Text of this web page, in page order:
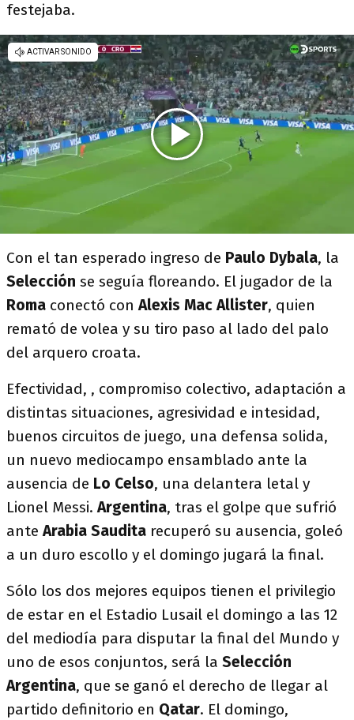
festejaba.
Con el tan esperado ingreso de Paulo Dybala, la
Selección se seguía floreando. El jugador de la
Roma conectó conAlexis Mac Allister, quien
remató de volea y su tiro paso al lado del palo
del arquero croata.
Efectividad, , compromiso colectivo, adaptación a
distintas situaciones, agresividad e intesidad,
buenos circuitos de juego, una defensa solida,
un nuevo mediocampo ensamblado ante la
ausencia de Lo Celso, una delantera letal y
Lionel Messi.Argentina, tras el golpe que sufrió
anteArabia Saudita recuperó su ausencia, goleó
a un duro escollo y el domingo jugará la final.
Sólo los dos mejores equipos tienen el privilegio
de estar en el Estadio Lusail el domingo a las 12
del mediodía para disputar la final del Mundo y
uno de esos conjuntos, será la Selección
Argentina, que se ganó el derecho de llegar al
partido definitorio en Qatar. El domingo,